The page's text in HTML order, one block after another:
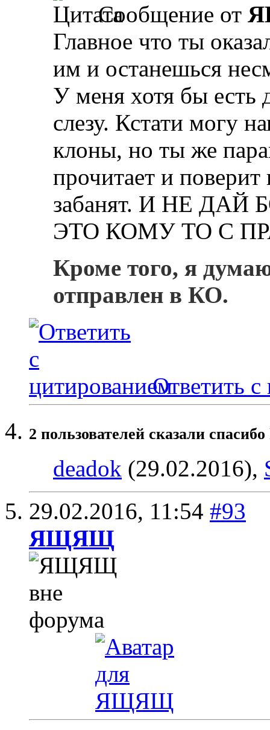
Сообщение от
Главное что ты
им и останешься
У меня хотя бы есть
слезу. Кстати могу
клоны, но ты же
прочитает и поверит
забанят. И НЕ
ЭТО КОМУ ТО С
Кроме того, я
отправлен в КО.
Ответить с
2 пользователей сказали
deadok (29.02.2016),
29.02.2016, 11:54 #93
ЯЩЯЩ